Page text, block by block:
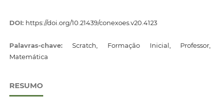
DOI: https://doi.org/10.21439/conexoes.v20.4123
Palavras-chave:Scratch, Formação Inicial, Professor,
Matemática
RESUMO